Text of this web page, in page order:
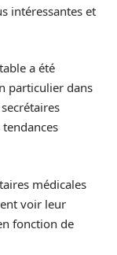
intéressantes et
a été
particulier dans
médicales
voir leur
fonction de